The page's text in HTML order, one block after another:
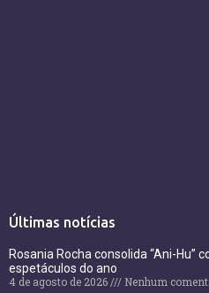
Últimas notícias
Rosania Rocha consolida “Ani-Hu”
espetáculos do ano
4 de agosto de 2026
Nenhum